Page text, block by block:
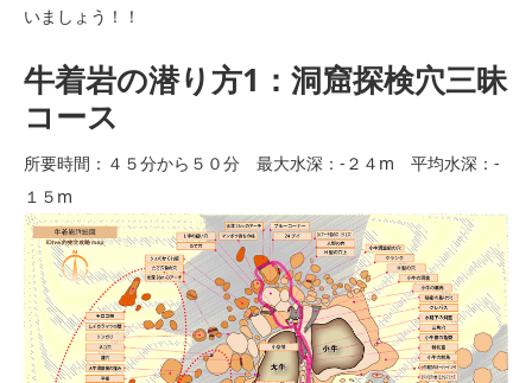
いましょう！！
牛着岩の潜り方1：洞窟探検穴三昧
コース
所要時間：４５分から５０分 最大水深：-２４m 平均水深：-
１５m